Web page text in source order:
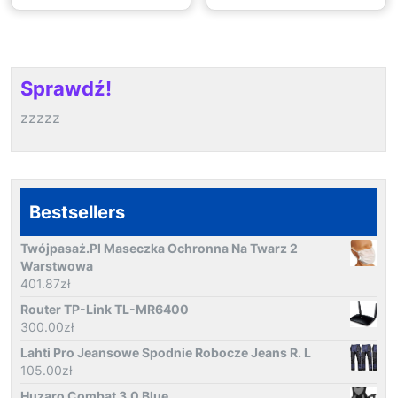
Sprawdź!
zzzzz
Bestsellers
Twójpasaż.Pl Maseczka Ochronna Na Twarz 2
Warstwowa
401.87zł
Router TP-Link TL-MR6400
300.00zł
Lahti Pro Jeansowe Spodnie Robocze Jeans R. L
105.00zł